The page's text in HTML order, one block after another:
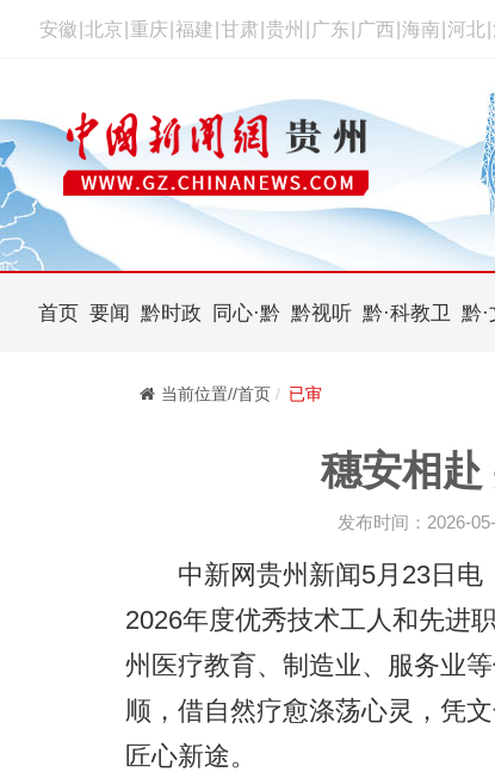
安徽 北京 重庆 福建 甘肃 贵州 广东 广西 海南 河北
首页 要闻 黔时政 同心·黔 黔视听 黔·科教卫 黔
当前位置//首页 已审
穗安相赴
发布时间：2026-
中新网贵州新闻5月23日电
2026年度优秀技术工人和先进
州医疗教育、制造业、服务业
顺，借自然疗愈涤荡心灵，凭
匠心新途。